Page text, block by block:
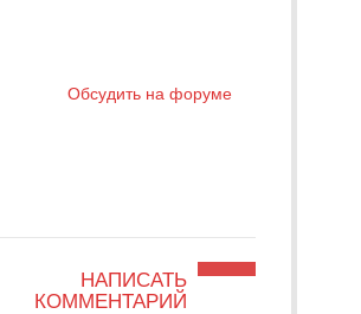
Обсудить на форуме
НАПИСАТЬ
КОММЕНТАРИЙ